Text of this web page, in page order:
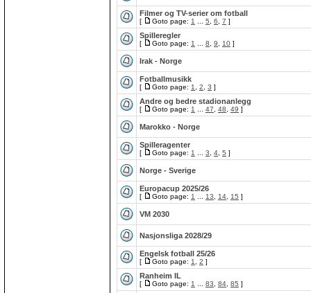
Filmer og TV-serier om fotball
[ Goto page: 1 5 6 7 ]
Spilleregler
[ Goto page: 1 8 9 10 ]
Irak - Norge
Fotballmusikk
[ Goto page: 1 2 3 ]
Andre og bedre stadionanlegg
[ Goto page: 1 47 48 49 ]
Marokko - Norge
Spilleragenter
[ Goto page: 1 3 4 5 ]
Norge - Sverige
Europacup 2025/26
[ Goto page: 1 13 14 15 ]
VM 2030
Nasjonsliga 2028/29
Engelsk fotball 25/26
[ Goto page: 1 2 ]
Ranheim IL
[ Goto page: 1 83 84 85 ]